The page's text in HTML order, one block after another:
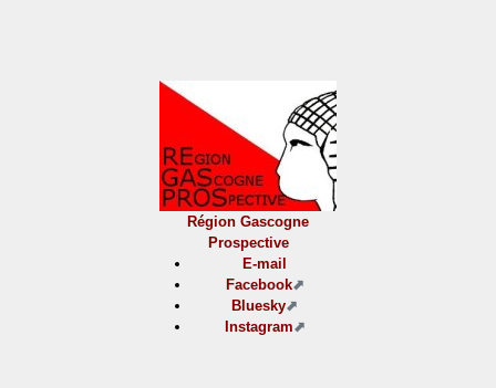
Région Gascogne
Prospective
E-mail
Facebook
Bluesky
Instagram